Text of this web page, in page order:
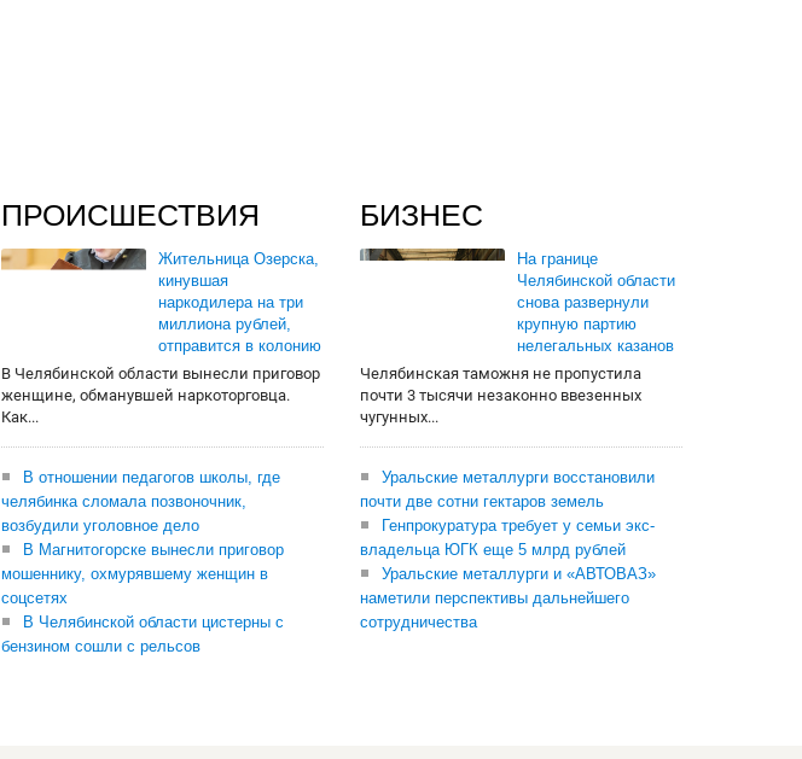
ПРОИСШЕСТВИЯ
Жительница Озерска,
кинувшая
наркодилера на три
миллиона рублей,
отправится в колонию
В Челябинской области вынесли приговор
женщине, обманувшей наркоторговца.
Как...
В отношении педагогов школы, где
челябинка сломала позвоночник,
возбудили уголовное дело
В Магнитогорске вынесли приговор
мошеннику, охмурявшему женщин в
соцсетях
В Челябинской области цистерны с
бензином сошли с рельсов
БИЗНЕС
На границе
Челябинской области
снова развернули
крупную партию
нелегальных казанов
Челябинская таможня не пропустила
почти 3 тысячи незаконно ввезенных
чугунных...
Уральские металлурги восстановили
почти две сотни гектаров земель
Генпрокуратура требует у семьи экс-
владельца ЮГК еще 5 млрд рублей
Уральские металлурги и «АВТОВАЗ»
наметили перспективы дальнейшего
сотрудничества